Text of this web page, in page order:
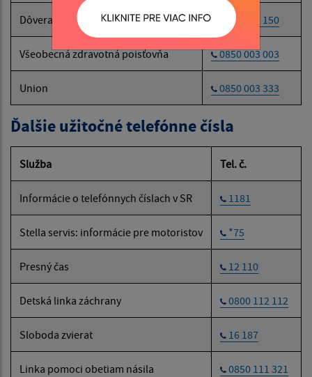
Dôvera 0800 150 150
Všeobecná zdravotná poisťovňa 0850 003 003
Union 0850 003 333
Ďalšie užitočné telefónne čísla
Služba Tel. č.
Informácie o telefónnych číslach v SR 1181
Stella servis: informácie pre motoristov *75
Presný čas 12 110
Detská linka záchrany 0800 112 112
Sloboda zvierat 16 187
Linka pomoci obetiam násila 0850 111 321